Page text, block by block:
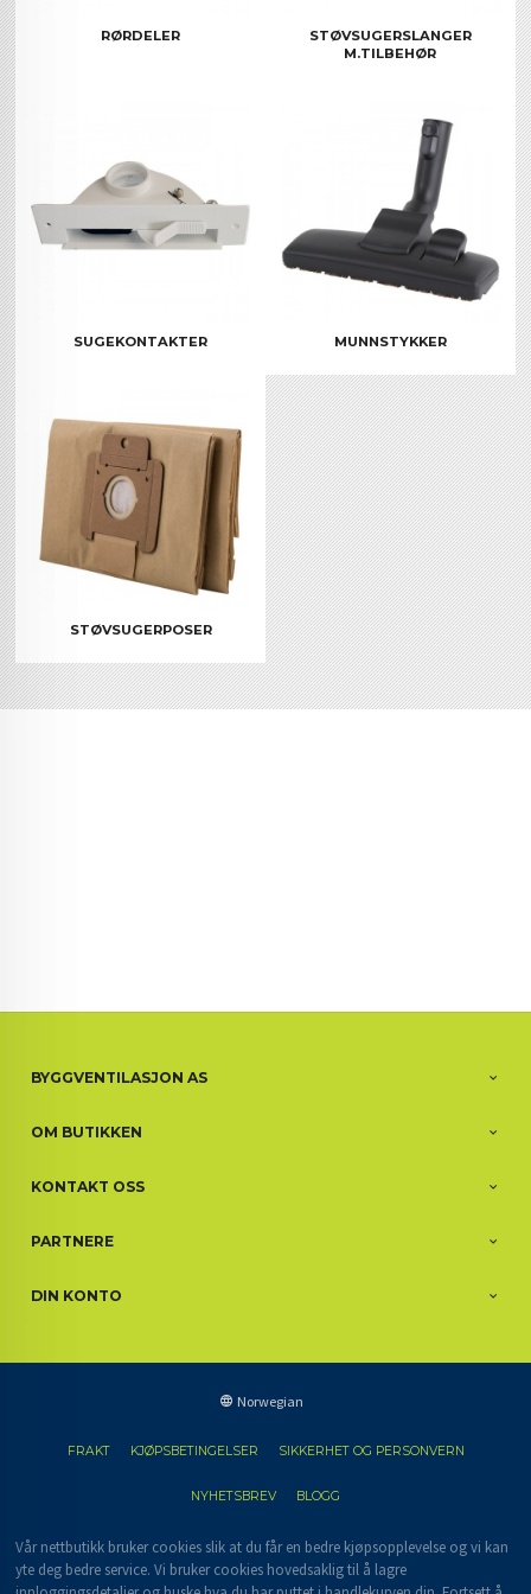
RØRDELER
STØVSUGERSLANGER
M.TILBEHØR
SUGEKONTAKTER MUNNSTYKKER
STØVSUGERPOSER
BYGGVENTILASJON AS
OM BUTIKKEN
KONTAKT OSS
PARTNERE
DIN KONTO
Norwegian
FRAKT KJØPSBETINGELSER SIKKERHET OG PERSONVERN
NYHETSBREV BLOGG
Vår nettbutikk bruker cookies slik at du får en bedre kjøpsopplevelse og vi kan
yte deg bedre service. Vi bruker cookies hovedsaklig til å lagre